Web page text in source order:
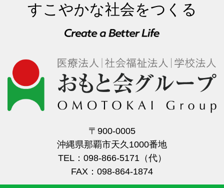
すこやかな社会をつくる
〒900-0005
沖縄県那覇市天久1000番地
TEL：098-866-5171（代）
FAX：098-864-1874